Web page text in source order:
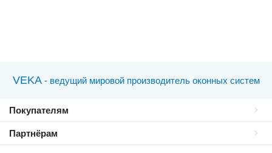
VEKA - ведущий мировой производитель оконных систем
Покупателям
Партнёрам